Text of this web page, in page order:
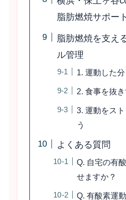
脂肪燃焼サポート
脂肪燃焼を支え
ル管理
1. 運動した
2. 食事を抜
3. 運動をス
う
よくある質問
Q. 自宅の有
せますか？
Q. 有酸素運